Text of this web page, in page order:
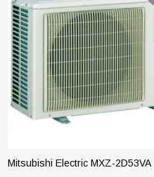
Mitsubishi Electric MXZ-2D53VA